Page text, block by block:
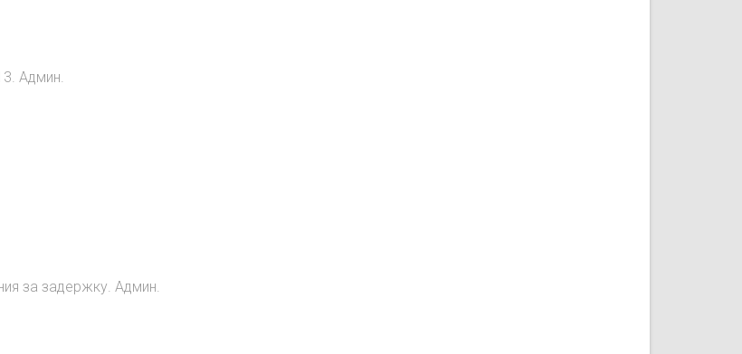
Админ.
за задержку. Админ.